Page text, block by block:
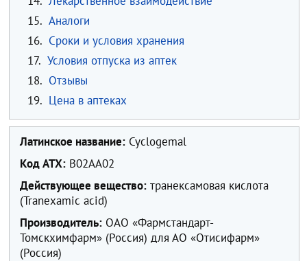
15. Аналоги
16. Сроки и условия хранения
17. Условия отпуска из аптек
18. Отзывы
19. Цена в аптеках
Латинское название: Cyclogemal
Код ATX: B02AA02
Действующее вещество: транексамовая кислота
(Tranexamic acid)
Производитель: ОАО «Фармстандарт-
Томскхимфарм» (Россия) для АО «Отисифарм»
(Россия)